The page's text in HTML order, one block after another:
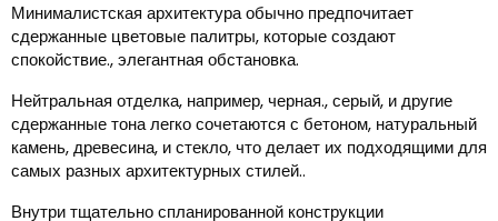
Минималистская архитектура обычно предпочитает
сдержанные цветовые палитры, которые создают
спокойствие., элегантная обстановка.
Нейтральная отделка, например, черная., серый, и другие
сдержанные тона легко сочетаются с бетоном, натуральный
камень, древесина, и стекло, что делает их подходящими для
самых разных архитектурных стилей..
Внутри тщательно спланированной конструкции